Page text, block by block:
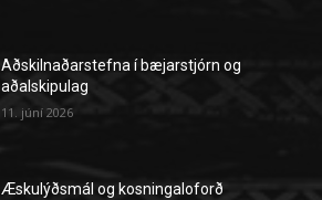
Aðskilnaðarstefna í bæjarstjórn og
aðalskipulag
11. júní 2026
Æskulýðsmál og kosningaloforð